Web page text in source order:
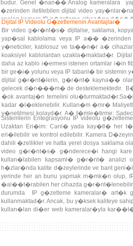
budur. Genel �nan��:Analog kameralara
�zerinden iletilebilen dijital video
analog kamera IP g�zetleme cihaz�na
analog kameralar ve IP kameralar�n bir
rahatl�kla d�n��t�r�lebilir.
Dijital IP Videolu G�zetlemenin Avantajlar�
Bir video g�r�nt�s� dijitalse, saklama,
yap�sal kablolama veya IP a�� �zerinden
y�neticiler, kablosuz ve ta��n�r a�
koaksiyel kablolardan uzakla�maktad�r.
daha az kablo i�ermesi istenen ortamlar i�in
bir ge�i� yolunu veya IP tabanl� bir
dijital g�r�nt�lerin, g�r�nt� kayna��
gelecek d�n���m� de desteklemektedir.
�ok avantaj�n temelini
kadar �l�eklenebilir. Kullan�m �mr�
y�netilmesi kolayd�r. A� t�mle�tirme:
y�netimi daha etkili ve daha uygun maliyetli
Sistemlerin Entegrasyonu IP videolu
Uzaktan Eri�im: Canl� yada kay�tl� her
eri�ilebilir ve kontrol edilebilir. Kamera
dahili �zellikler ve hatta yerel dosya
video g�r�nt�s� g�nderece�i hangi
kullan�labilen kapsaml� g�r�nt� analizi
h�zlar�nda kalite d�zeylerinde ve bant
yerinde her an bunu yapmak m�mk�n
�al��t�rabilen her cihazda
durumda IP g�zetleme kameralar� art�k
kullanmaktad�r. Ancak, bu y�ksek kaliteye
kullan�lan di�er web kameralar�yla
par�as� olarak a�a ba�lanmas�na olanak